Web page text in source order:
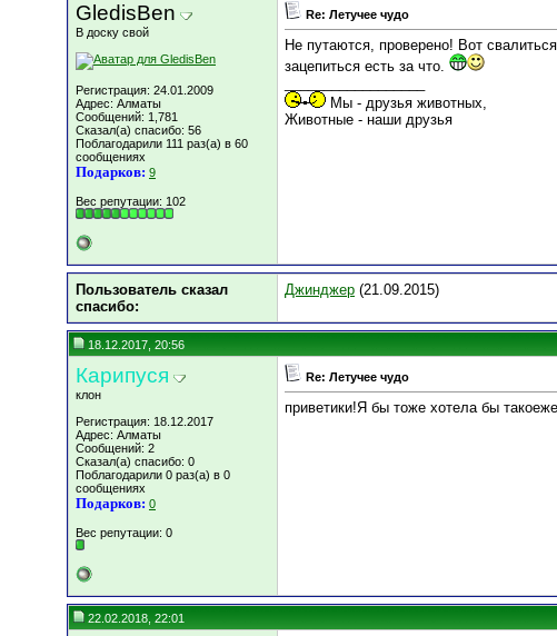
GledisBen
В доску свой
Регистрация: 24.01.2009
Адрес: Алматы
Сообщений: 1,781
Сказал(а) спасибо: 56
Поблагодарили 111 раз(а) в 60
сообщениях
Подарков: 9
Вес репутации: 102
Re: Летучее чудо
Не путаются, проверено! Вот
зацепиться есть за что.
Мы - друзья животных,
Животные - наши друзья
Пользователь сказал
cпасибо:
Джинджер (21.09.2015)
18.12.2017, 20:56
Карипуся
клон
Регистрация: 18.12.2017
Адрес: Алматы
Сообщений: 2
Сказал(а) спасибо: 0
Поблагодарили 0 раз(а) в 0
сообщениях
Подарков: 0
Вес репутации: 0
Re: Летучее чудо
приветики!Я бы тоже хотела бы
22.02.2018, 22:01